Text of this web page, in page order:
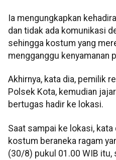
Ia mengungkapkan
dan tidak ada komunikasi
sehingga kostum yang
mengganggu kenyamanan
Akhirnya, kata dia, pemilik
Polsek Kota, kemudian
bertugas hadir ke lokasi.
Saat sampai ke lokasi,
kostum beraneka ragam
(30/8) pukul 01.00 WIB